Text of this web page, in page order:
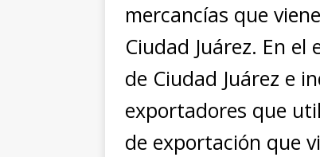
mercancías que
Ciudad Juárez. En
de Ciudad Juárez e
exportadores que
de exportación que